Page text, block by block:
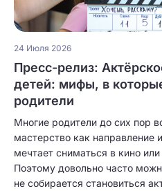
24 Июля 2026
Пресс-релиз:
детей: мифы, в
родители
Многие родители до сих пор
мастерство как направление
мечтает сниматься в кино
Поэтому довольно часто
не собирается становиться